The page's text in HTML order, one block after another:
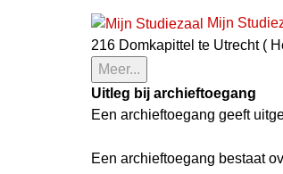
Mijn
216 Domkapittel te Utrecht (
Meer...
Uitleg bij archieftoegang
Een archieftoegang geeft
Een archieftoegang bestaat